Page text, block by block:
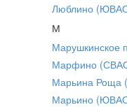
Люблино
М
Марушкинское
Марфино
Марьина Роща
Марьино